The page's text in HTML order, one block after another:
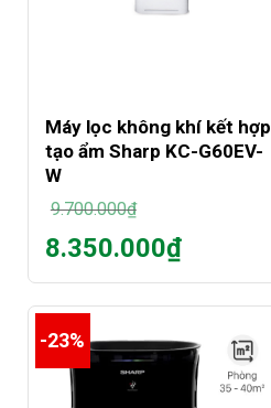
Máy lọc không khí kết hợp
tạo ẩm Sharp KC-G60EV-
W
9.700.000₫
Giá
gốc
là:
8.350.000₫
tại
là:
8.350.000₫.
-23%